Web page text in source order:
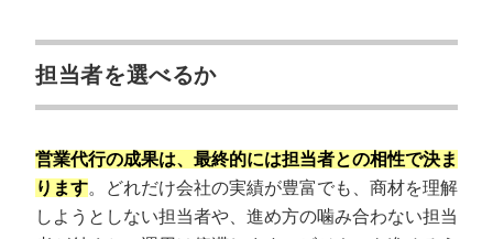
担当者を選べるか
営業代行の成果は、最終的には担当者との相性で決ま
ります。どれだけ会社の実績が豊富でも、商材を理解
しようとしない担当者や、進め方の噛み合わない担当